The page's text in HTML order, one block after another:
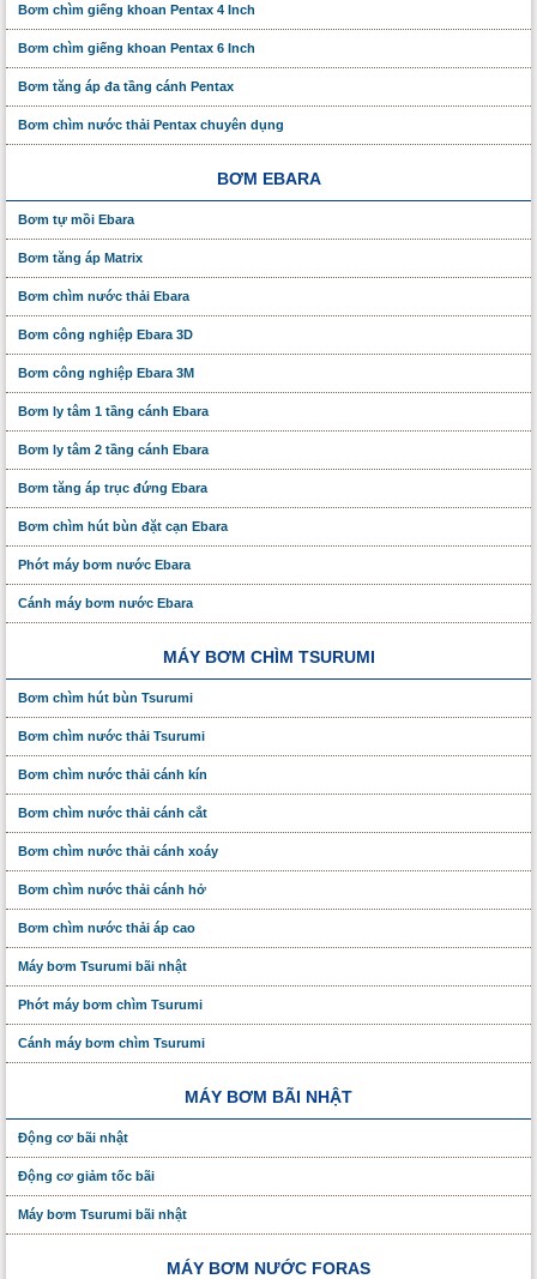
Bơm chìm giếng khoan Pentax 4 Inch
Bơm chìm giếng khoan Pentax 6 Inch
Bơm tăng áp đa tầng cánh Pentax
Bơm chìm nước thải Pentax chuyên dụng
BƠM EBARA
Bơm tự mồi Ebara
Bơm tăng áp Matrix
Bơm chìm nước thải Ebara
Bơm công nghiệp Ebara 3D
Bơm công nghiệp Ebara 3M
Bơm ly tâm 1 tầng cánh Ebara
Bơm ly tâm 2 tầng cánh Ebara
Bơm tăng áp trục đứng Ebara
Bơm chìm hút bùn đặt cạn Ebara
Phớt máy bơm nước Ebara
Cánh máy bơm nước Ebara
MÁY BƠM CHÌM TSURUMI
Bơm chìm hút bùn Tsurumi
Bơm chìm nước thải Tsurumi
Bơm chìm nước thải cánh kín
Bơm chìm nước thải cánh cắt
Bơm chìm nước thải cánh xoáy
Bơm chìm nước thải cánh hở
Bơm chìm nước thải áp cao
Máy bơm Tsurumi bãi nhật
Phớt máy bơm chìm Tsurumi
Cánh máy bơm chìm Tsurumi
MÁY BƠM BÃI NHẬT
Động cơ bãi nhật
Động cơ giảm tốc bãi
Máy bơm Tsurumi bãi nhật
MÁY BƠM NƯỚC FORAS